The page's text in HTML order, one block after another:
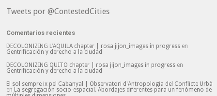
Tweets por @ContestedCities
Comentarios recientes
DECOLONIZING L’AQUILA chapter | rosa jijon_images in progress en
Gentrificación y derecho a la ciudad
DECOLONIZING QUITO chapter | rosa jijon_images in progress en
Gentrificación y derecho a la ciudad
El sol sempre ix pel Cabanyal | Observatori d'Antropologia del Conflicte Urbà
en La segregación socio-espacial. Abordajes diferentes para un fenómeno de